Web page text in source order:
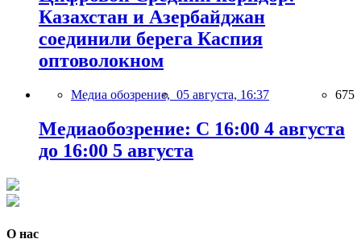
Казахстан и Азербайджан
соединили берега Каспия
оптоволокном
Медиа обозрение, 05 августа, 16:37 675
Медиаобозрение: С 16:00 4 августа
до 16:00 5 августа
О нас